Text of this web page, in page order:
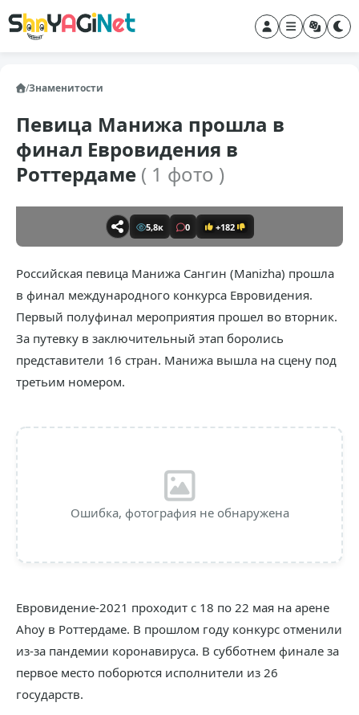
/Знаменитости
Певица Манижа прошла в
финал Евровидения в
Роттердаме ( 1 фото )
5,8к 0 +182
Российская певица Манижа Сангин (Manizha) прошла
в финал международного конкурса Евровидения.
Первый полуфинал мероприятия прошел во вторник.
За путевку в заключительный этап боролись
представители 16 стран. Манижа вышла на сцену под
третьим номером.
Ошибка, фотография не обнаружена
Евровидение-2021 проходит с 18 по 22 мая на арене
Ahoy в Роттердаме. В прошлом году конкурс отменили
из-за пандемии коронавируса. В субботнем финале за
первое место поборются исполнители из 26
государств.